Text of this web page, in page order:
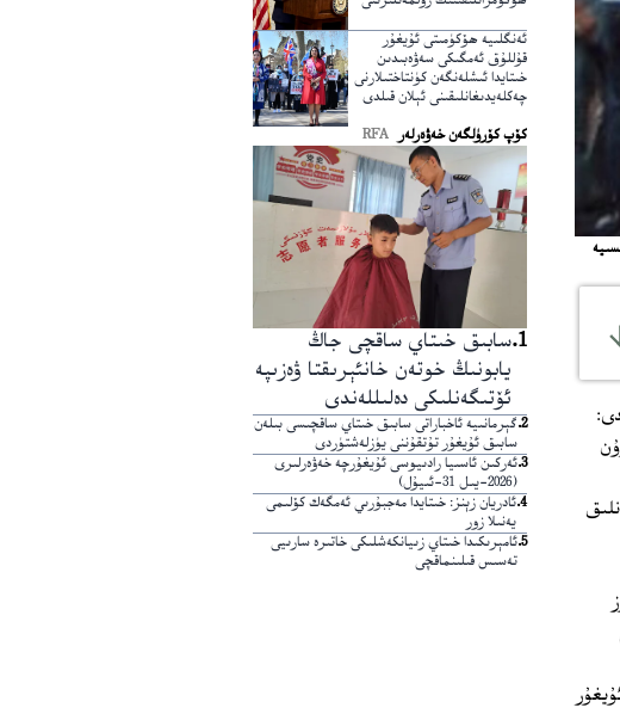
ئەنگلىيە ھۆكۈمىتى ئۇيغۇر
قۇللۇق ئەمگىكى سەۋەبىدىن
خىتايدا ئىشلەنگەن كۈنتاختىلارنى
چەكلەيدىغانلىقىنى ئېلان قىلدى
كۆپ كۆرۈلگەن خەۋەرلەر
RFA
1
.سابىق خىتاي ساقچى جاڭ
يابونىڭ خوتەن خانئېرىقتا ۋەزىپە
ئۆتىگەنلىكى دەلىللەندى
2
.گېرمانىيە ئاخباراتى سابىق خىتاي ساقچىسى بىلەن
سابىق ئۇيغۇر تۇتقۇننى يۈزلەشتۈردى
3
.ئەركىن ئاسىيا رادىيوسى ئۇيغۇرچە خەۋەرلىرى
(2026-يىل 31-ئىيۇل)
4
.ئادريان زېنز: خىتايدا مەجبۇرىي ئەمگەك كۆلىمى
يەنىلا زور
5
.ئامېرىكىدا خىتاي زىيانكەشلىكى خاتىرە سارىيى
تەسىس قىلىنماقچى